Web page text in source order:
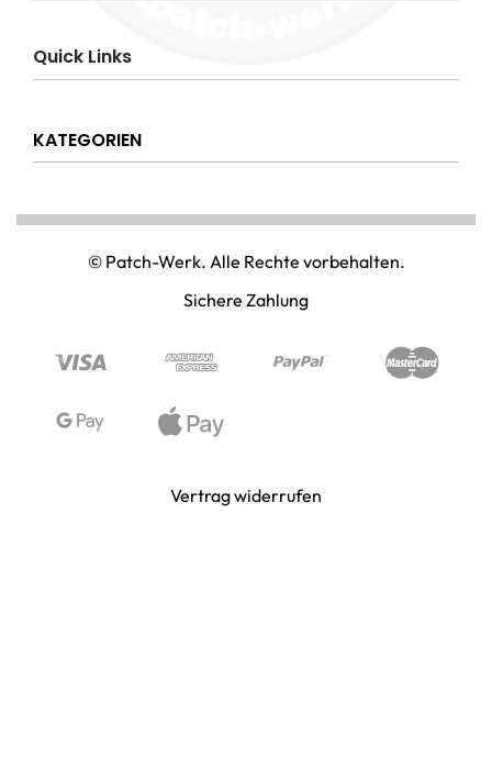
Widerrufsrecht
Versandkostenpauschale
Quick Links
Mein Konto
KATEGORIEN
PAINTBALL & AIRSOFT
PUNISHER & SKULLS
WIKINGER & MITTELALTERWELTEN
© Patch-Werk. Alle Rechte vorbehalten.
Sichere Zahlung
Vertrag widerrufen